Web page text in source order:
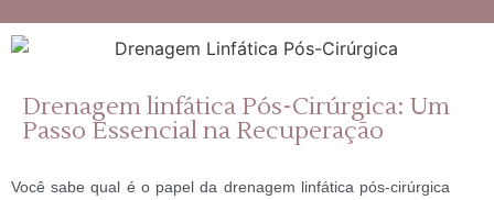
Drenagem linfática Pós-Cirúrgica: Um
Passo Essencial na Recuperação
Você sabe qual é o papel da drenagem linfática pós-cirúrgica